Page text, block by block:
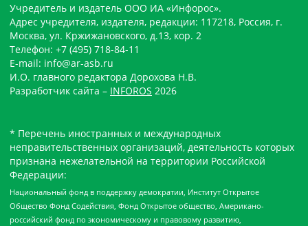
Учредитель и издатель ООО ИА «Инфорос».
Адрес учредителя, издателя, редакции: 117218, Россия, г.
Москва, ул. Кржижановского, д.13, кор. 2
Телефон: +7 (495) 718-84-11
E-mail: info@ar-asb.ru
И.О. главного редактора Дорохова Н.В.
Разработчик сайта – INFOROS 2026
* Перечень иностранных и международных
неправительственных организаций, деятельность которых
признана нежелательной на территории Российской
Федерации:
Национальный фонд в поддержку демократии, Институт Открытое
Общество Фонд Содействия, Фонд Открытое общество, Американо-
российский фонд по экономическому и правовому развитию,